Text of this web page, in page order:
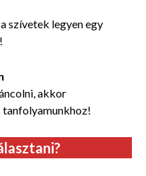
szívetek legyen egy
akkor